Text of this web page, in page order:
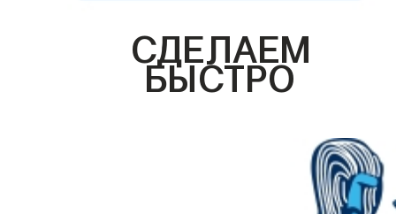
СДЕЛАЕМ
БЫСТРО